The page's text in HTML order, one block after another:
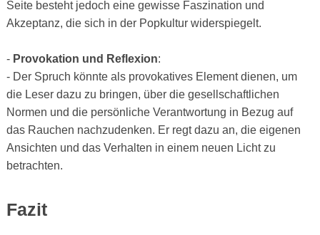
Seite besteht jedoch eine gewisse Faszination und
Akzeptanz, die sich in der Popkultur widerspiegelt.
- Provokation und Reflexion:
- Der Spruch könnte als provokatives Element dienen, um
die Leser dazu zu bringen, über die gesellschaftlichen
Normen und die persönliche Verantwortung in Bezug auf
das Rauchen nachzudenken. Er regt dazu an, die eigenen
Ansichten und das Verhalten in einem neuen Licht zu
betrachten.
Fazit